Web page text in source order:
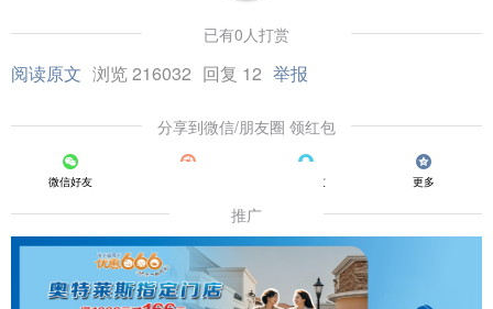
已有0人打赏
阅读原文 浏览 216032 回复 12 举报
分享到微信/朋友圈 领红包
微信好友 QQ好友 更多
推广